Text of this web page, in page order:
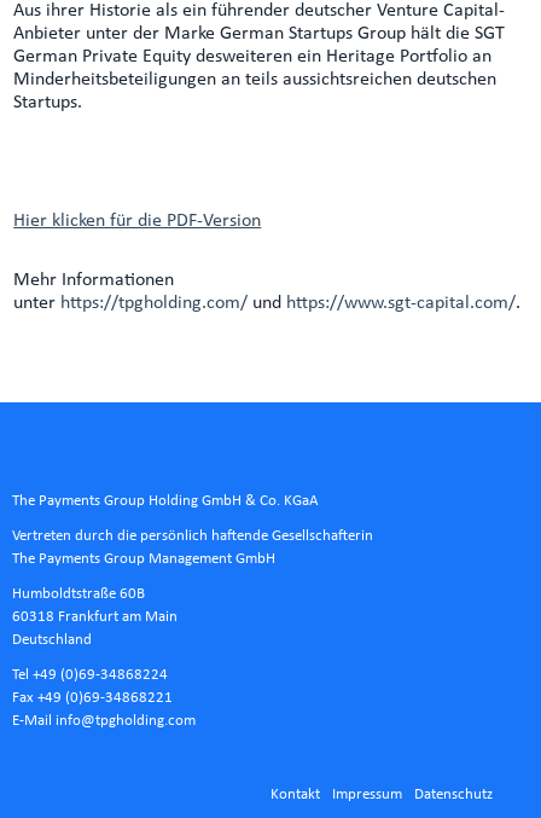
Aus ihrer Historie als ein führender deutscher Venture Capital-
Anbieter unter der Marke German Startups Group hält die SGT
German Private Equity desweiteren ein Heritage Portfolio an
Minderheitsbeteiligungen an teils aussichtsreichen deutschen
Startups.
Hier klicken für die PDF-Version
Mehr Informationen
unter https://tpgholding.com/ und https://www.sgt-capital.com/.
The Payments Group Holding GmbH & Co. KGaA
Vertreten durch die persönlich haftende Gesellschafterin
The Payments Group Management GmbH
Humboldtstraße 60B
60318 Frankfurt am Main
Deutschland
Tel +49 (0)69-34868224
Fax +49 (0)69-34868221
E-Mail info@tpgholding.com
Kontakt Impressum Datenschutz